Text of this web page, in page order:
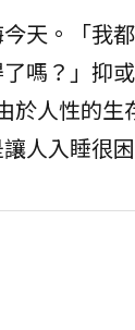
天。「我
嗎？」抑
人性的生
人入睡很困